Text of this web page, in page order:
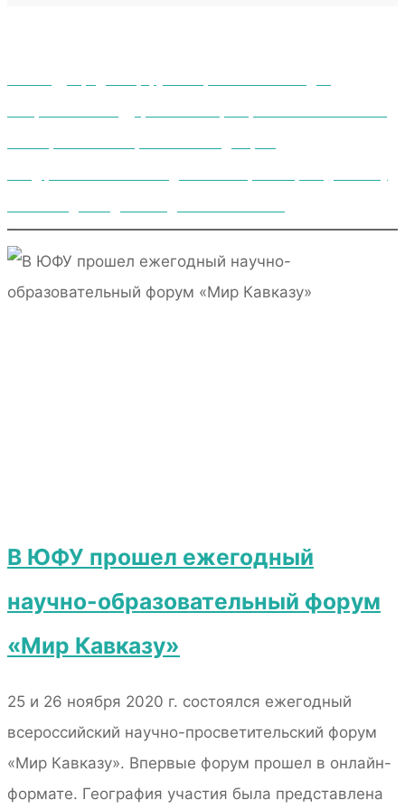
В ЮФУ прошел ежегодный
научно-образовательный форум
«Мир Кавказу»
25 и 26 ноября 2020 г. состоялся ежегодный
всероссийский научно-просветительский форум
«Мир Кавказу». Впервые форум прошел в онлайн-
формате. География участия была представлена